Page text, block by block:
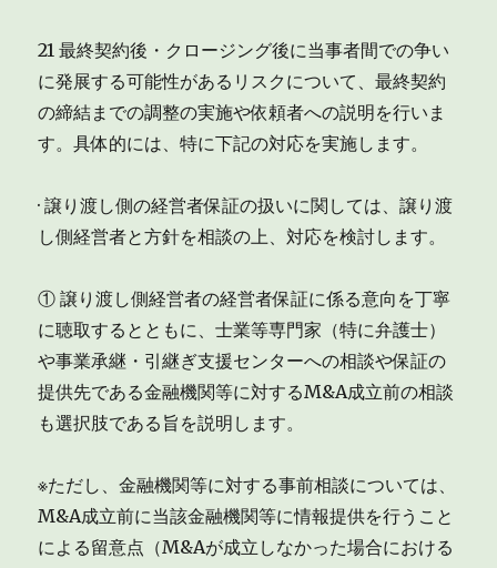
21 最終契約後・クロージング後に当事者間での争い
に発展する可能性があるリスクについて、最終契約
の締結までの調整の実施や依頼者への説明を行いま
す。具体的には、特に下記の対応を実施します。
· 譲り渡し側の経営者保証の扱いに関しては、譲り渡
し側経営者と方針を相談の上、対応を検討します。
① 譲り渡し側経営者の経営者保証に係る意向を丁寧
に聴取するとともに、士業等専門家（特に弁護士）
や事業承継・引継ぎ支援センターへの相談や保証の
提供先である金融機関等に対するM&A成立前の相談
も選択肢である旨を説明します。
※ただし、金融機関等に対する事前相談については、
M&A成立前に当該金融機関等に情報提供を行うこと
による留意点（M&Aが成立しなかった場合における